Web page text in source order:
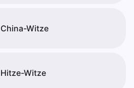
China-Witze
Hitze-Witze